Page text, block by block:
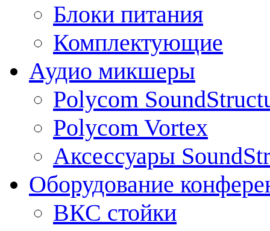
Блоки питания
Комплектующие
Аудио микшеры
Polycom
Polycom Vortex
Аксессуары
Оборудование
ВКС стойки